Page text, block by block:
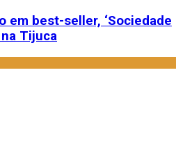
em best-seller, ‘Sociedade
na Tijuca